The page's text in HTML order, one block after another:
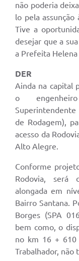
não poderia
lo pela assunção
Tive a
desejar que a
a Prefeita
DER
Ainda na capital
o
Superintendente
de Rodagem),
acesso da
Alto Alegre.
Conforme
Rodovia, será
alongada em
Bairro Santana.
Borges (SPA
bem como, o
no km 16 + 610
Trabalhador, não